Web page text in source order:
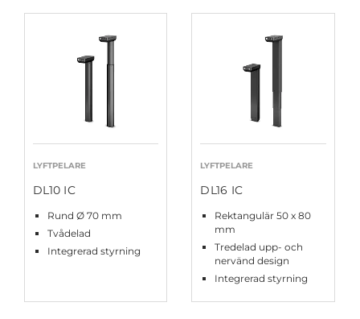
LYFTPELARE
DL10 IC
Rund Ø 70 mm
Tvådelad
Integrerad styrning
LYFTPELARE
DL16 IC
Rektangulär 50 x 80
mm
Tredelad upp- och
nervänd design
Integrerad styrning